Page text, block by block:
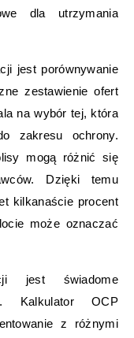
dla utrzymania
jest porównywanie
zestawienie ofert
na wybór tej, która
zakresu ochrony.
mogą różnić się
Dzięki temu
kilkanaście procent
może oznaczać
jest świadome
Kalkulator OCP
z różnymi